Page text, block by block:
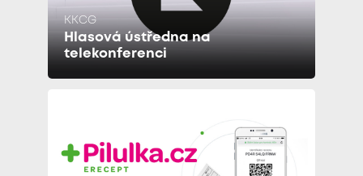
KKCG
Hlasová ústředna na
telekonferenci